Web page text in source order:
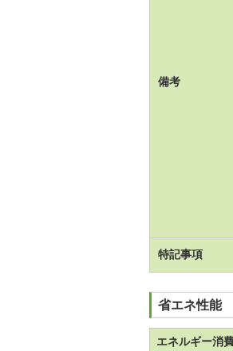
備考
特記事項
省エネ性能
エネルギー消